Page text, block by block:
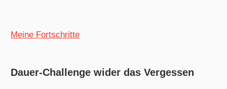
Meine Fortschritte
Dauer-Challenge wider das Vergessen